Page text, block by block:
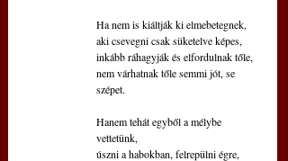
Ha nem is kiáltják ki elmebetegnek,
aki csevegni csak süketelve képes,
inkább ráhagyják és elfordulnak tőle,
nem várhatnak tőle semmi jót, se
szépet.
Hanem tehát egyből a mélybe
vettetünk,
úszni a habokban, felrepülni égre,